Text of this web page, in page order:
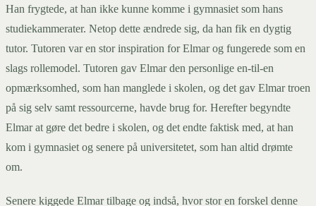
Han frygtede, at han ikke kunne komme i gymnasiet som hans
studiekammerater. Netop dette ændrede sig, da han fik en dygtig
tutor. Tutoren var en stor inspiration for Elmar og fungerede som en
slags rollemodel. Tutoren gav Elmar den personlige en-til-en
opmærksomhed, som han manglede i skolen, og det gav Elmar troen
på sig selv samt ressourcerne, havde brug for. Herefter begyndte
Elmar at gøre det bedre i skolen, og det endte faktisk med, at han
kom i gymnasiet og senere på universitetet, som han altid drømte
om.
Senere kiggede Elmar tilbage og indså, hvor stor en forskel denne